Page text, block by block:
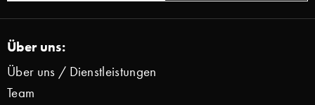
Über uns:
Über uns / Dienstleistungen
Team